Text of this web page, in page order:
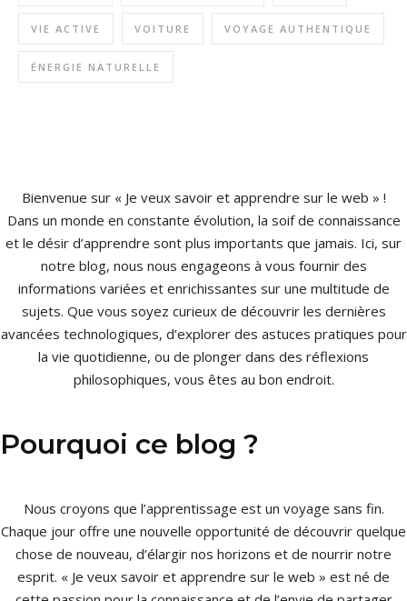
VIE ACTIVE VOITURE VOYAGE AUTHENTIQUE
ÉNERGIE NATURELLE
Bienvenue sur « Je veux savoir et apprendre sur le web » !
Dans un monde en constante évolution, la soif de connaissance
et le désir d’apprendre sont plus importants que jamais. Ici, sur
notre blog, nous nous engageons à vous fournir des
informations variées et enrichissantes sur une multitude de
sujets. Que vous soyez curieux de découvrir les dernières
avancées technologiques, d’explorer des astuces pratiques pour
la vie quotidienne, ou de plonger dans des réflexions
philosophiques, vous êtes au bon endroit.
Pourquoi ce blog ?
Nous croyons que l’apprentissage est un voyage sans fin.
Chaque jour offre une nouvelle opportunité de découvrir quelque
chose de nouveau, d’élargir nos horizons et de nourrir notre
esprit. « Je veux savoir et apprendre sur le web » est né de